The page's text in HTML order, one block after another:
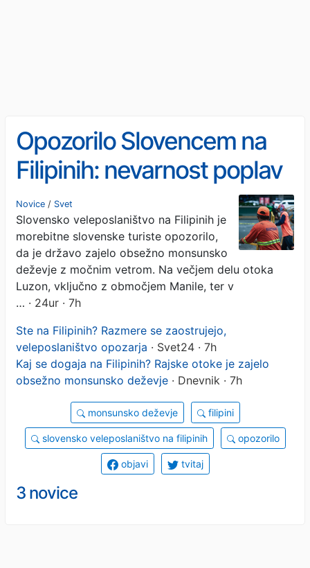
Opozorilo Slovencem na
Filipinih: nevarnost poplav
in plazov
Novice / Svet
Slovensko veleposlaništvo na Filipinih je
morebitne slovenske turiste opozorilo,
da je državo zajelo obsežno monsunsko
deževje z močnim vetrom. Na večjem delu otoka
Luzon, vključno z območjem Manile, ter v
… · 24ur · 7h
Ste na Filipinih? Razmere se zaostrujejo,
veleposlaništvo opozarja · Svet24 · 7h
Kaj se dogaja na Filipinih? Rajske otoke je zajelo
obsežno monsunsko deževje · Dnevnik · 7h
monsunsko deževje filipini
slovensko veleposlaništvo na filipinih opozorilo
objavi tvitaj
3 novice